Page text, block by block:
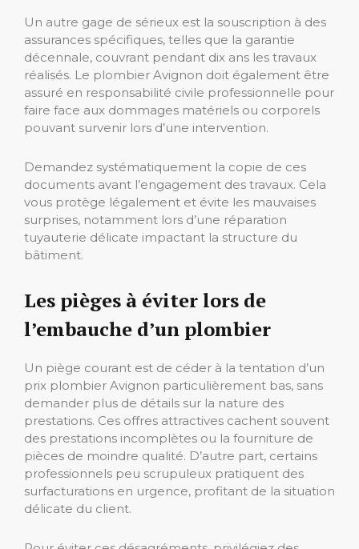
Un autre gage de sérieux est la souscription à des
assurances spécifiques, telles que la garantie
décennale, couvrant pendant dix ans les travaux
réalisés. Le plombier Avignon doit également être
assuré en responsabilité civile professionnelle pour
faire face aux dommages matériels ou corporels
pouvant survenir lors d’une intervention.
Demandez systématiquement la copie de ces
documents avant l’engagement des travaux. Cela
vous protège légalement et évite les mauvaises
surprises, notamment lors d’une réparation
tuyauterie délicate impactant la structure du
bâtiment.
Les pièges à éviter lors de
l’embauche d’un plombier
Un piège courant est de céder à la tentation d’un
prix plombier Avignon particulièrement bas, sans
demander plus de détails sur la nature des
prestations. Ces offres attractives cachent souvent
des prestations incomplètes ou la fourniture de
pièces de moindre qualité. D’autre part, certains
professionnels peu scrupuleux pratiquent des
surfacturations en urgence, profitant de la situation
délicate du client.